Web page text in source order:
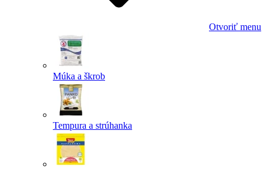
Otvoriť menu
Múka a škrob
Tempura a strúhanka
Powered by chaterimo